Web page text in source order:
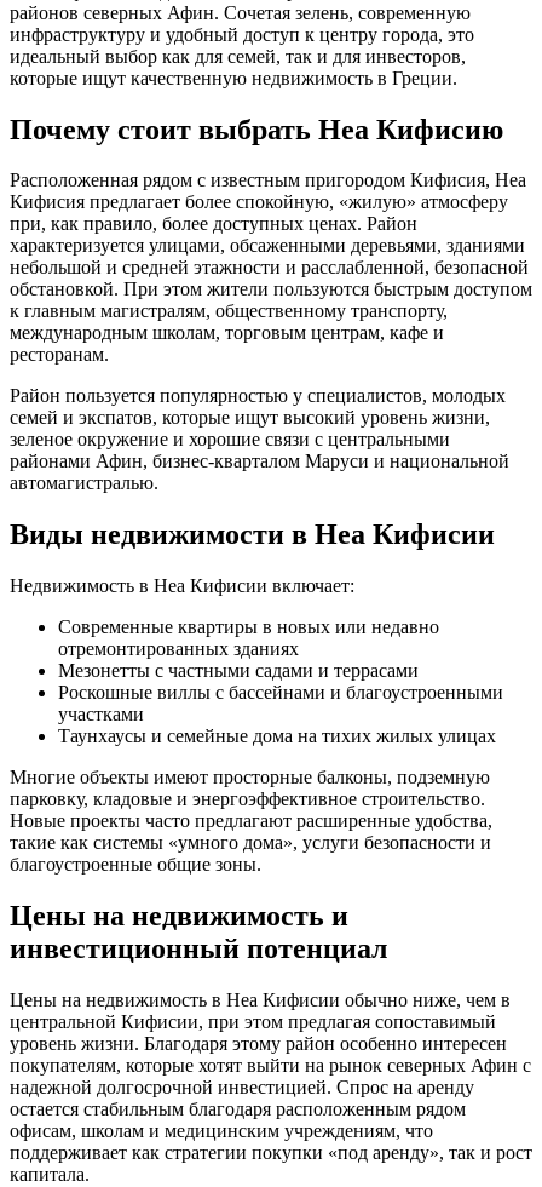
районов северных Афин. Сочетая зелень, современную
инфраструктуру и удобный доступ к центру города, это
идеальный выбор как для семей, так и для инвесторов,
которые ищут качественную недвижимость в Греции.
Почему стоит выбрать Неа Кифисию
Расположенная рядом с известным пригородом Кифисия, Неа
Кифисия предлагает более спокойную, «жилую» атмосферу
при, как правило, более доступных ценах. Район
характеризуется улицами, обсаженными деревьями, зданиями
небольшой и средней этажности и расслабленной, безопасной
обстановкой. При этом жители пользуются быстрым доступом
к главным магистралям, общественному транспорту,
международным школам, торговым центрам, кафе и
ресторанам.
Район пользуется популярностью у специалистов, молодых
семей и экспатов, которые ищут высокий уровень жизни,
зеленое окружение и хорошие связи с центральными
районами Афин, бизнес-кварталом Маруси и национальной
автомагистралью.
Виды недвижимости в Неа Кифисии
Недвижимость в Неа Кифисии включает:
Современные квартиры в новых или недавно
отремонтированных зданиях
Мезонетты с частными садами и террасами
Роскошные виллы с бассейнами и благоустроенными
участками
Таунхаусы и семейные дома на тихих жилых улицах
Многие объекты имеют просторные балконы, подземную
парковку, кладовые и энергоэффективное строительство.
Новые проекты часто предлагают расширенные удобства,
такие как системы «умного дома», услуги безопасности и
благоустроенные общие зоны.
Цены на недвижимость и
инвестиционный потенциал
Цены на недвижимость в Неа Кифисии обычно ниже, чем в
центральной Кифисии, при этом предлагая сопоставимый
уровень жизни. Благодаря этому район особенно интересен
покупателям, которые хотят выйти на рынок северных Афин с
надежной долгосрочной инвестицией. Спрос на аренду
остается стабильным благодаря расположенным рядом
офисам, школам и медицинским учреждениям, что
поддерживает как стратегии покупки «под аренду», так и рост
капитала.